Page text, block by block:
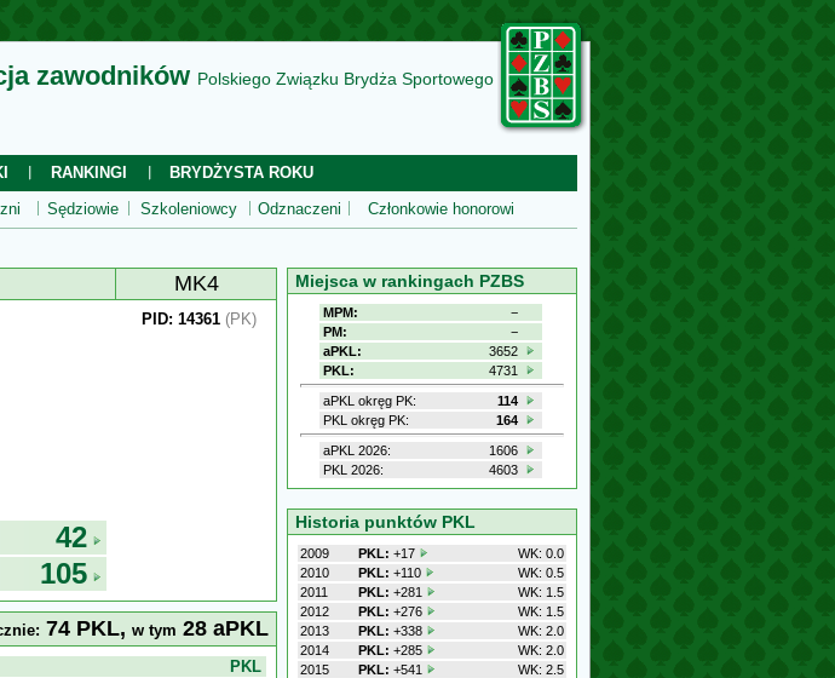
zawodników Polskiego Związku Brydża Sportowego
RANKINGI
BRYDŻYSTA ROKU
Sędziowie Szkoleniowcy Odznaczeni Członkowie honorowi
MK4
42
105
PID: 14361 (PK)
74 PKL, w tym 28 aPKL
PKL
Miejsca w rankingach PZBS
MPM:
−
PM:
−
aPKL:
3652
PKL:
4731
aPKL okręg PK:
114
PKL okręg PK:
164
aPKL 2026:
1606
PKL 2026:
4603
Historia punktów PKL
2009 PKL: +17
WK: 0.0
2010
PKL: +110
WK: 0.5
2011
PKL: +281
WK: 1.5
2012
PKL: +276
WK: 1.5
2013
PKL: +338
WK: 2.0
2014
PKL: +285
WK: 2.0
2015
PKL: +541
WK: 2.5